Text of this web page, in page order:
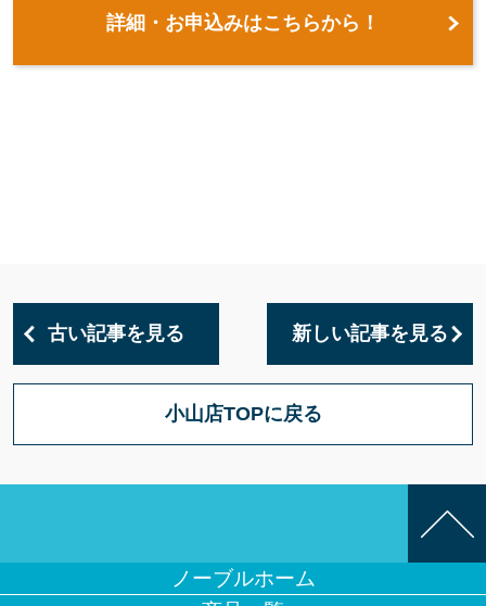
詳細・お申込みはこちらから！
古い記事を見る 新しい記事を見る
小山店TOPに戻る
ノーブルホーム